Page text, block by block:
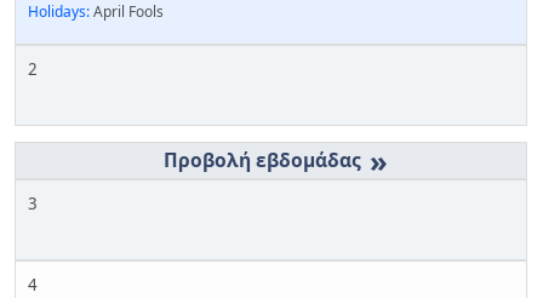
Holidays:April Fools
2
»
3
4